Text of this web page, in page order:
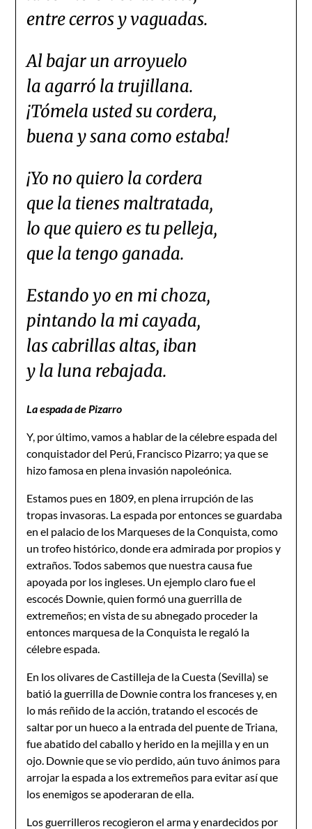
entre cerros y vaguadas.
Al bajar un arroyuelo
la agarró la trujillana.
¡Tómela usted su cordera,
buena y sana como estaba!
¡Yo no quiero la cordera
que la tienes maltratada,
lo que quiero es tu pelleja,
que la tengo ganada.
Estando yo en mi choza,
pintando la mi cayada,
las cabrillas altas, iban
y la luna rebajada.
La espada de Pizarro
Y, por último, vamos a hablar de la célebre espada del
conquistador del Perú, Francisco Pizarro; ya que se
hizo famosa en plena invasión napoleónica.
Estamos pues en 1809, en plena irrupción de las
tropas invasoras. La espada por entonces se guardaba
en el palacio de los Marqueses de la Conquista, como
un trofeo histórico, donde era admirada por propios y
extraños. Todos sabemos que nuestra causa fue
apoyada por los ingleses. Un ejemplo claro fue el
escocés Downie, quien formó una guerrilla de
extremeños; en vista de su abnegado proceder la
entonces marquesa de la Conquista le regaló la
célebre espada.
En los olivares de Castilleja de la Cuesta (Sevilla) se
batió la guerrilla de Downie contra los franceses y, en
lo más reñido de la acción, tratando el escocés de
saltar por un hueco a la entrada del puente de Triana,
fue abatido del caballo y herido en la mejilla y en un
ojo. Downie que se vio perdido, aún tuvo ánimos para
arrojar la espada a los extremeños para evitar así que
los enemigos se apoderaran de ella.
Los guerrilleros recogieron el arma y enardecidos por